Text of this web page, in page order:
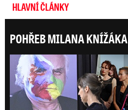
HLAVNÍ ČLÁNKY
POHŘEB MILANA KNÍŽÁKA